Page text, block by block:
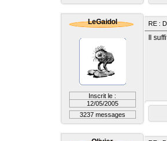
LeGaidol
Inscrit le :
12/05/2005
3237 messages
RE :
Il